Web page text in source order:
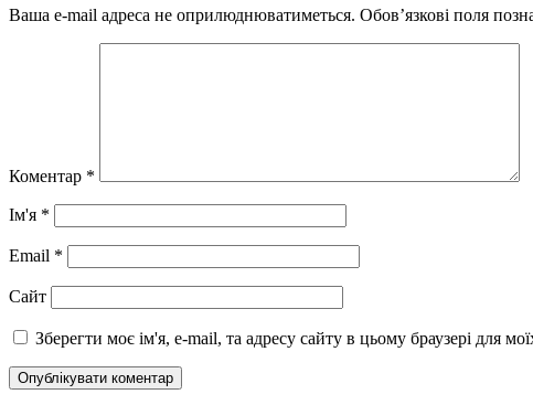
Ваша e-mail адреса не оприлюднюватиметься. Обов’язкові поля
Коментар *
Ім'я *
Email *
Сайт
Зберегти моє ім'я, e-mail, та адресу сайту в цьому браузері для